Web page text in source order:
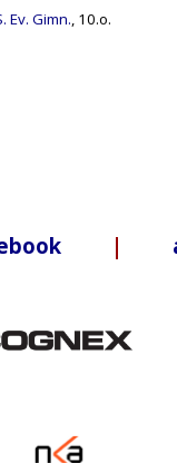
Ev. Gimn., 10.o.
|